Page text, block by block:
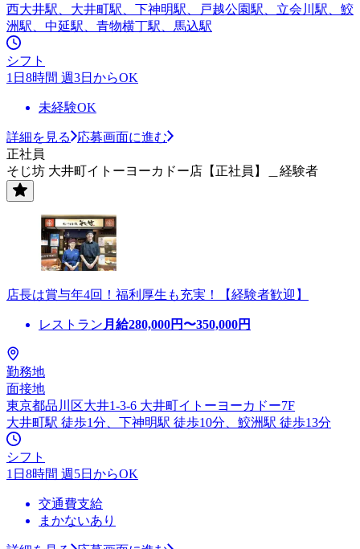
西大井駅、大井町駅、下神明駅、戸越公園駅、立会川駅、鮫
洲駅、中延駅、青物横丁駅、馬込駅
シフト
1日8時間 週3日からOK
未経験OK
詳細を見る
応募画面に進む
正社員
そじ坊 大井町イトーヨーカドー店【正社員】＿経験者
店長は賞与年4回！福利厚生も充実！【経験者歓迎】
レストラン 月給280,000円〜350,000円
勤務地
面接地
東京都品川区大井1-3-6 大井町イトーヨーカドー7F
大井町駅 徒歩1分、下神明駅 徒歩10分、鮫洲駅 徒歩13分
シフト
1日8時間 週5日からOK
交通費支給
まかないあり